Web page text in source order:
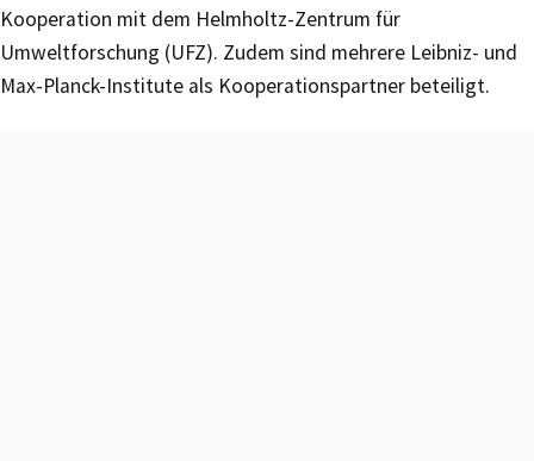
Kooperation mit dem Helmholtz-Zentrum für
Umweltforschung (UFZ). Zudem sind mehrere Leibniz- und
Max-Planck-Institute als Kooperationspartner beteiligt.